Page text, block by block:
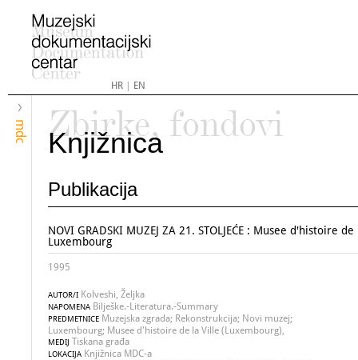
HR| EN
mdc
Zbirke, fondovi
Knjižnica
Publikacija
NOVI GRADSKI MUZEJ ZA 21. STOLJEĆE : Musee d'histoire
Luxembourg
1995
AUTOR/I Kolveshi, Željka
NAPOMENA Bilješke.-Literatura.-Summary
PREDMETNICE Muzejska zgrada; Rekonstrukcija; Novi muzej;
Luxembourg; Musee d'histoire de la Ville (Luxembourg),
MEDIJ Tiskana građa
LOKACIJA Knjižnica MDC-a